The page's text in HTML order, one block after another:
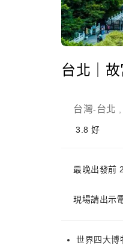
台北｜
台灣-台北
3.8 好
最晚出發前
現場請出示
世界四大博